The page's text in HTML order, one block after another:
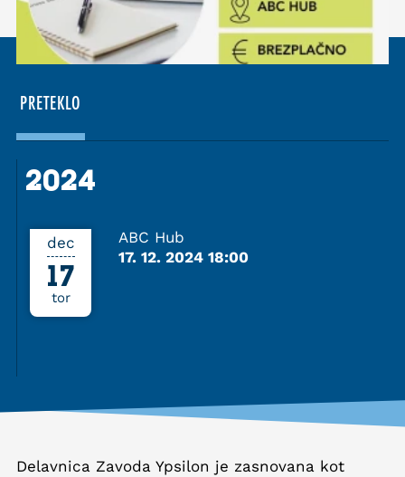
PRETEKLO
2024
2024
dec
17
tor
ABC Hub
17. 12. 2024 18:00
Delavnica Zavoda Ypsilon je zasnovana kot